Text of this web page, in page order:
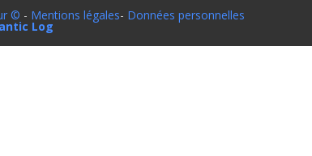
© - Mentions légales- Données personnelles
Log